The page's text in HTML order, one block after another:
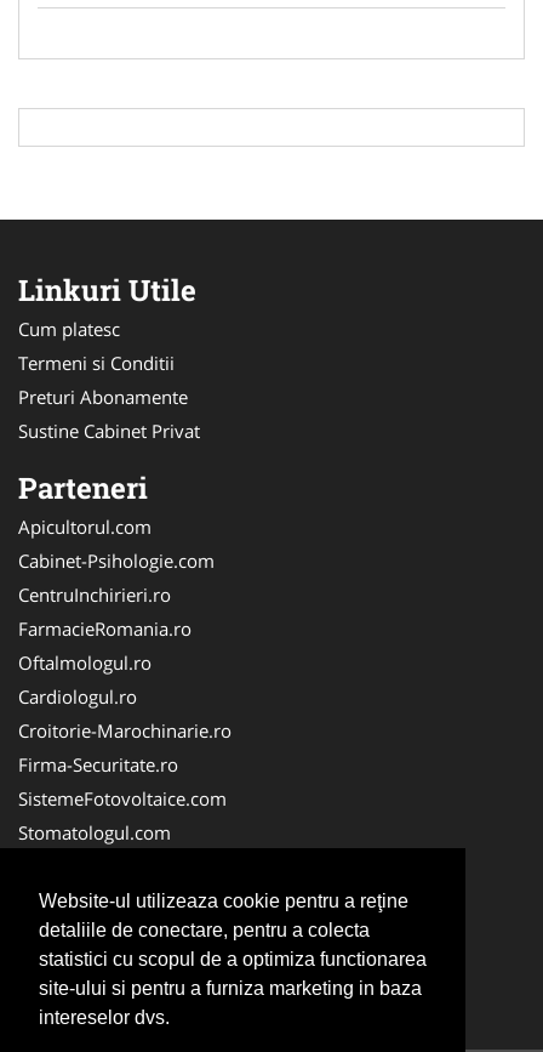
Website-ul utilizeaza cookie pentru a reţine
detaliile de conectare, pentru a colecta
statistici cu scopul de a optimiza functionarea
site-ului si pentru a furniza marketing in baza
intereselor dvs.
Linkuri Utile
Cum platesc
Termeni si Conditii
Preturi Abonamente
Sustine Cabinet Privat
Parteneri
Apicultorul.com
Cabinet-Psihologie.com
CentruInchirieri.ro
FarmacieRomania.ro
Oftalmologul.ro
Cardiologul.ro
Croitorie-Marochinarie.ro
Firma-Securitate.ro
SistemeFotovoltaice.com
Stomatologul.com
Birouri-Cadastru.ro
Cabinet-Individual.ro
CramaVinuri.ro
InstalatiiSolare.com